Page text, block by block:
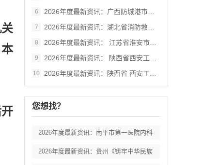
6 2026年度最新资讯：广西防城港市港口区
7 2026年度最新资讯：湖北省消防救援总队
8 2026年度最新资讯： 江苏省淮安市妇女
9 2026年度最新资讯： 陕西省西安工业大
10 2026年度最新资讯：陕西省 西安工业大
您想找？
2026年度最新资讯：南平市第一医院内科
2026年度最新资讯：贵州《铸牢中华民族